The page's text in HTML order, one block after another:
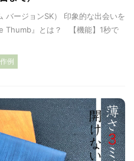
バージョンSK） 印象的な出会いを
Thumb』とは？ 【機能】1秒で
例